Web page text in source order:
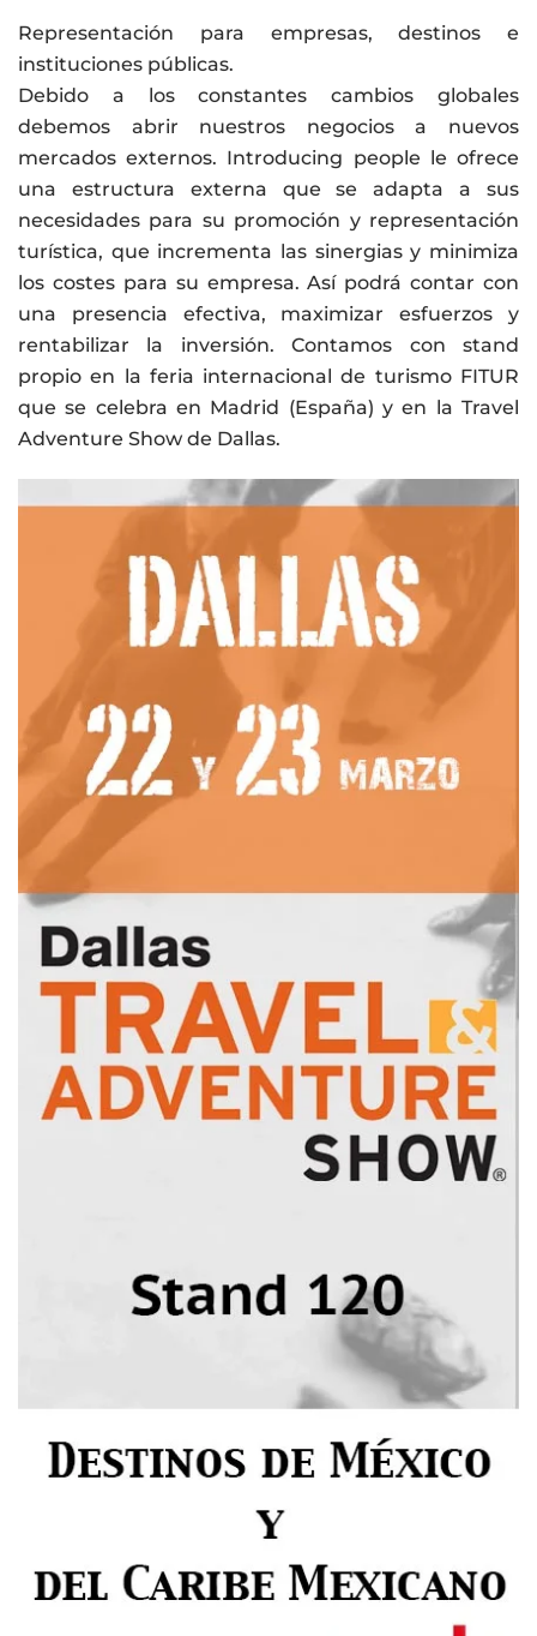
Representación para empresas, destinos e
instituciones públicas.
Debido a los constantes cambios globales
debemos abrir nuestros negocios a nuevos
mercados externos. Introducing people le ofrece
una estructura externa que se adapta a sus
necesidades para su promoción y representación
turística, que incrementa las sinergias y minimiza
los costes para su empresa. Así podrá contar con
una presencia efectiva, maximizar esfuerzos y
rentabilizar la inversión. Contamos con stand
propio en la feria internacional de turismo FITUR
que se celebra en Madrid (España) y en la Travel
Adventure Show de Dallas.